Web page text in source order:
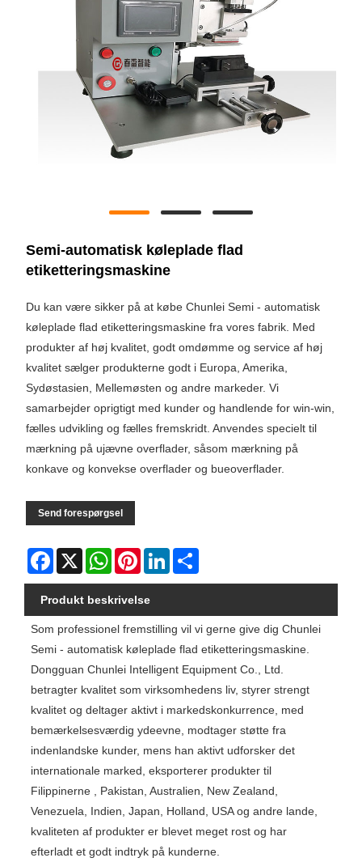
Semi-automatisk køleplade flad
etiketteringsmaskine
Du kan være sikker på at købe Chunlei Semi - automatisk
køleplade flad etiketteringsmaskine fra vores fabrik. Med
produkter af høj kvalitet, godt omdømme og service af høj
kvalitet sælger produkterne godt i Europa, Amerika,
Sydøstasien, Mellemøsten og andre markeder. Vi
samarbejder oprigtigt med kunder og handlende for win-win,
fælles udvikling og fælles fremskridt. Anvendes specielt til
mærkning på ujævne overflader, såsom mærkning på
konkave og konvekse overflader og bueoverflader.
Send forespørgsel
Facebook
X WhatsAppPinterestLinkedIn
Produkt beskrivelse
Som professionel fremstilling vil vi gerne give dig Chunlei
Semi - automatisk køleplade flad etiketteringsmaskine.
Dongguan Chunlei Intelligent Equipment Co., Ltd.
betragter kvalitet som virksomhedens liv, styrer strengt
kvalitet og deltager aktivt i markedskonkurrence, med
bemærkelsesværdig ydeevne, modtager støtte fra
indenlandske kunder, mens han aktivt udforsker det
internationale marked, eksporterer produkter til
Filippinerne , Pakistan, Australien, New Zealand,
Venezuela, Indien, Japan, Holland, USA og andre lande,
kvaliteten af ​​produkter er blevet meget rost og har
efterladt et godt indtryk på kunderne.